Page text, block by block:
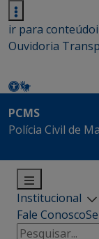
ir para conteúdo
Ouvidoria
PCMS
Polícia Civil de
Institucional
Fale Conosco
Pesquisar